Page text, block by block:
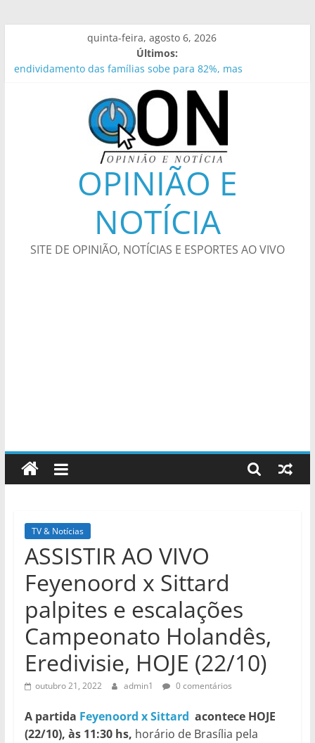
quinta-feira, agosto 6, 2026
Últimos:
endividamento das famílias sobe para 82%, mas
Leis do licenciamento ambiental são inconstitucionais,
Campanha de Vacinação Antirrábica começa neste sábado –
Prefeitura da Cidade do Rio de Janeiro
Justiça amplia penas de Ronnie Lessa e Élcio Queiroz
Guardas prendem ladrão de ar-condicionado no Centro do
Rio – Prefeitura da Cidade do Rio de Janeiro
OPINIÃO E
NOTÍCIA
SITE DE OPINIÃO, NOTÍCIAS E ESPORTES AO VIVO
TV & Notícias
ASSISTIR AO VIVO
Feyenoord x Sittard
palpites e escalações
Campeonato Holandês,
Eredivisie, HOJE (22/10)
outubro 21, 2022 admin1 0 comentários
A partida Feyenoord x Sittard acontece HOJE
(22/10), às 11:30 hs, horário de Brasília pela